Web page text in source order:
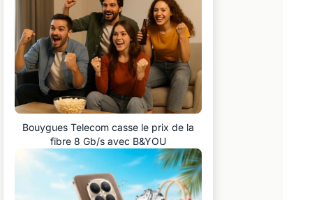
Bouygues Telecom casse le prix de la
fibre 8 Gb/s avec B&YOU